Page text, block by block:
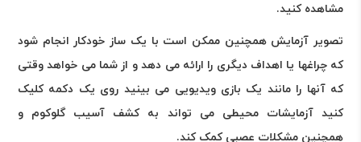
مشاهده کنید.
تصویر آزمایش همچنین ممکن است با یک ساز خودکار انجام شود
که چراغها یا اهداف دیگری را ارائه می دهد و از شما می خواهد وقتی
که آنها را مانند یک بازی ویدیویی می بینید روی یک دکمه کلیک
کنید آزمایشات محیطی می تواند به کشف آسیب گلوکوم و
همچنین مشکلات عصبی کمک کند.